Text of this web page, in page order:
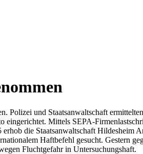
und Staatsanwaltschaft
eingerichtet. Mittels SEPA-
die Staatsanwaltschaft Hildesheim
Haftbefehl gesucht. Gestern
Fluchtgefahr in Untersuchungshaft.